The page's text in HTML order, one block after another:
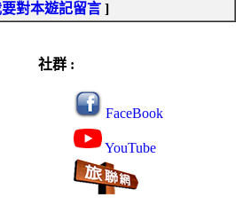
對本遊記留言 ]
社群 :
FaceBook
YouTube